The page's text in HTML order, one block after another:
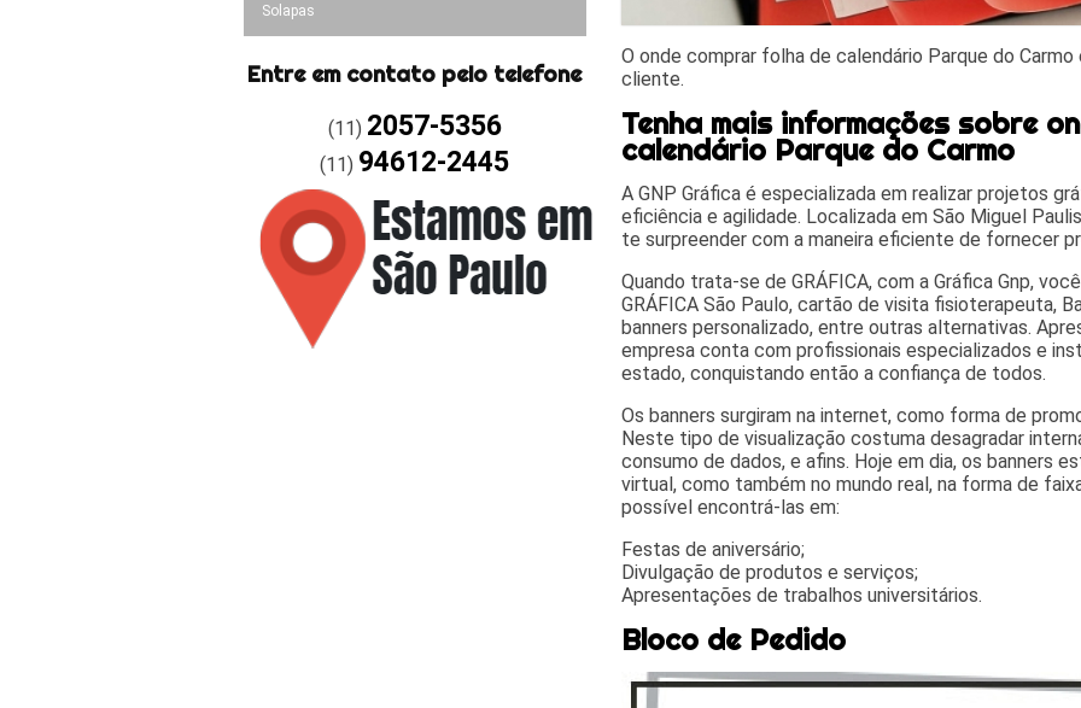
Solapas
Entre em contato pelo telefone
(11) 2057-5356
(11) 94612-2445
O onde comprar folha de calendário Parque do
cliente.
Tenha mais informações sobre
calendário Parque do Carmo
A GNP Gráfica é especializada em realizar projetos
eficiência e agilidade. Localizada em São Miguel
te surpreender com a maneira eficiente de fornecer
Quando trata-se de GRÁFICA, com a Gráfica Gnp,
GRÁFICA São Paulo, cartão de visita fisioterapeuta,
banners personalizado, entre outras alternativas.
empresa conta com profissionais especializados e
estado, conquistando então a confiança de todos.
Os banners surgiram na internet, como forma de
Neste tipo de visualização costuma desagradar
consumo de dados, e afins. Hoje em dia, os banners
virtual, como também no mundo real, na forma de
possível encontrá-las em:
Festas de aniversário;
Divulgação de produtos e serviços;
Apresentações de trabalhos universitários.
Bloco de Pedido